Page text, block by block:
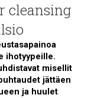
cleansing
ihotyypeille.
misellit
jättäen
ja huulet